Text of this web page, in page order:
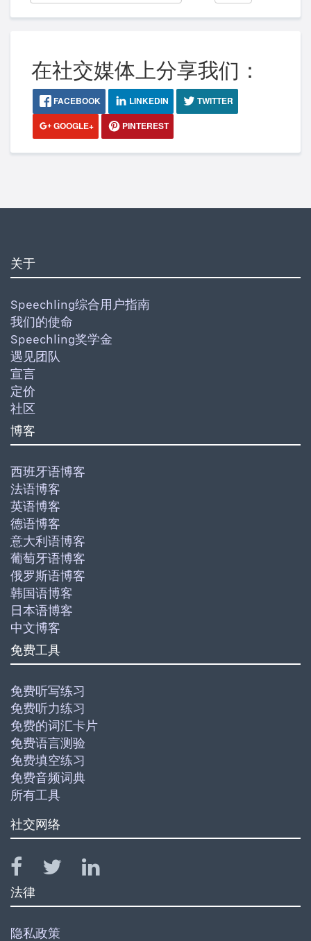
在社交媒体上分享我们：
FACEBOOK LINKEDIN
TWITTER
GOOGLE+
PINTEREST
关于
Speechling综合用户指南
我们的使命
Speechling奖学金
遇见团队
宣言
定价
社区
博客
西班牙语博客
法语博客
英语博客
德语博客
意大利语博客
葡萄牙语博客
俄罗斯语博客
韩国语博客
日本语博客
中文博客
免费工具
免费听写练习
免费听力练习
免费的词汇卡片
免费语言测验
免费填空练习
免费音频词典
所有工具
社交网络
法律
隐私政策